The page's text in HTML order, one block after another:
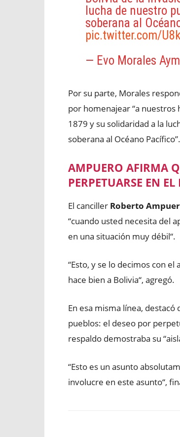
lucha de nuestro
soberana al
pic.twitter.com/
— Evo Morales
Por su parte, Morales
por homenajear “a
1879 y su solidaridad a la
soberana al Océano Pacífico”.
AMPUERO AFIRMA
PERPETUARSE EN EL
El canciller Roberto
“cuando usted necesita del
en una situación muy débil“.
“Esto, y se lo decimos con
hace bien a Bolivia“, agregó.
En esa misma línea, destacó
pueblos: el deseo por
respaldo demostraba su
“Esto es un asunto
involucre en este asunto“,